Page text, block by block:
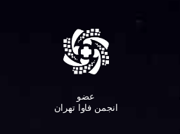
عضو
انجمن فاوا تهران